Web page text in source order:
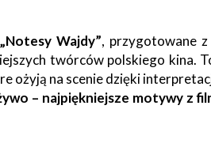
„Notesy Wajdy”, przygotowane
twórców polskiego kina.
ożyją na scenie dzięki
– najpiękniejsze motywy z